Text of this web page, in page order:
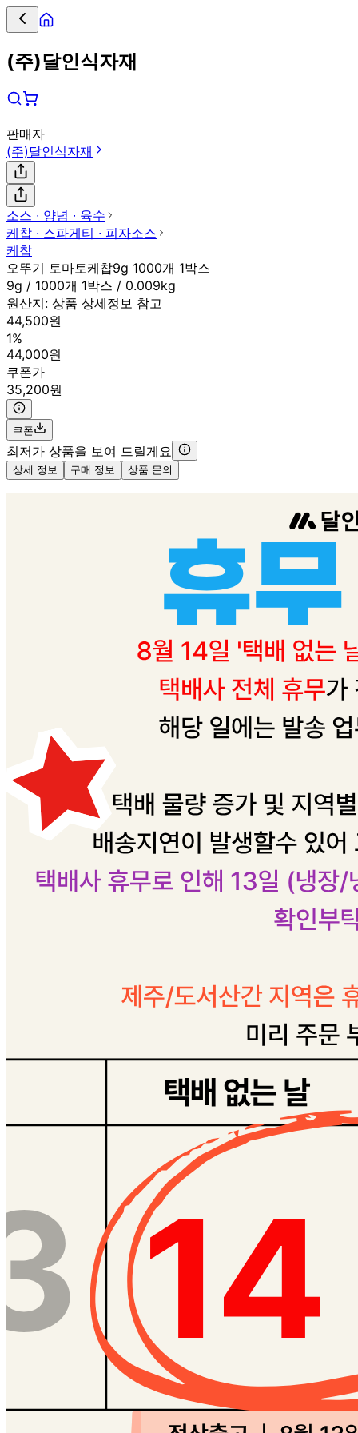
(주)달인식자재
판매자
(주)달인식자재
소스 ∙ 양념 ∙ 육수
케찹 ∙ 스파게티 ∙ 피자소스
케찹
오뚜기 토마토케찹9g 1000개 1박스
9g / 1000개 1박스 / 0.009kg
원산지: 상품 상세정보 참고
44,500원
1%
44,000원
쿠폰가
35,200원
쿠폰
최저가 상품을 보여 드릴게요
상세 정보 구매 정보 상품 문의